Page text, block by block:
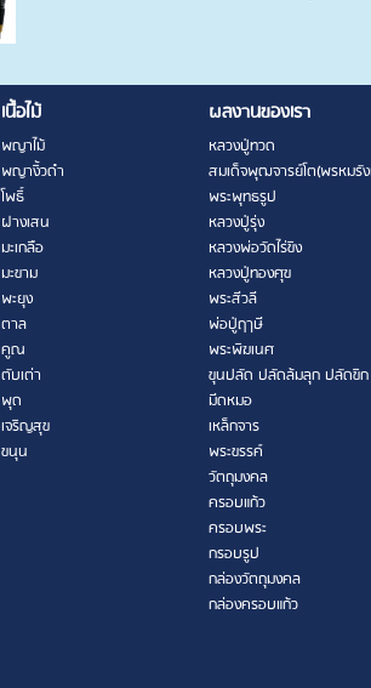
เนื้อไม้
พญาไม้
พญางิ้วดำ
โพธิ์
ฝางเสน
มะเกลือ
มะขาม
พะยุง
ตาล
คูณ
ตับเต่า
พุด
เจริญสุข
ขนุน
ผลงานของเรา
หลวงปู่ทวด
สมเด็จพุฒจารย์โต(พรหมรั
พระพุทธรูป
หลวงปู่รุ่ง
หลวงพ่อวัดไร่ขิง
หลวงปู่ทองศุข
พระสีวลี
พ่อปู่ฤาษี
พระพิฆเนศ
ขุนปลัด ปลัดล้มลุก ปลัดขิก
มีดหมอ
เหล็กจาร
พระขรรค์
วัตถุมงคล
ครอบแก้ว
ครอบพระ
กรอบรูป
กล่องวัตถุมงคล
กล่องครอบแก้ว